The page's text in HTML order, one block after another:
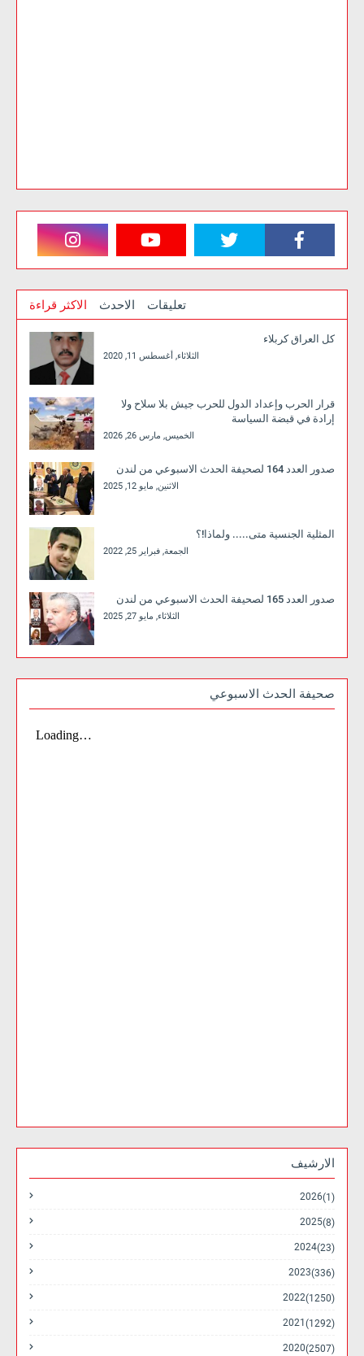
الاكثر قراءة الاحدث تعليقات
كل العراق كربلاء
الثلاثاء, أغسطس 11, 2020
قرار الحرب وإعداد الدول للحرب جيش بلا سلاح ولا
إرادة في قبضة السياسة
الخميس, مارس 26, 2026
صدور العدد 164 لصحيفة الحدث الاسبوعي من لندن
الاثنين, مايو 12, 2025
المثلية الجنسية متى..... ولماذا!؟
الجمعة, فبراير 25, 2022
صدور العدد 165 لصحيفة الحدث الاسبوعي من لندن
الثلاثاء, مايو 27, 2025
صحيفة الحدث الاسبوعي
الارشيف
2026 (1)
2025 (8)
2024 (23)
2023 (336)
2022 (1250)
2021 (1292)
2020 (2507)